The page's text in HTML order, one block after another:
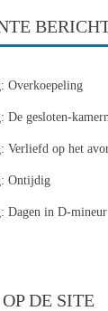
Overkoepeling
De gesloten-
Verliefd op het
Ontijdig
Dagen in D-
DE SITE